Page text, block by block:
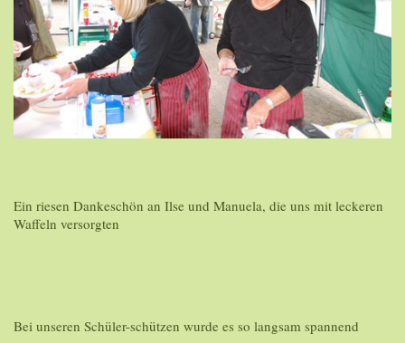
Ein riesen Dankeschön an Ilse und Manuela, die uns mit leckeren
Waffeln versorgten
Bei unseren Schüler-schützen wurde es so langsam spannend